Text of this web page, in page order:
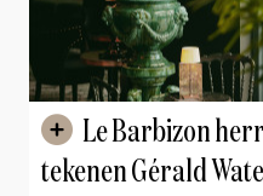
tekenen Gérald